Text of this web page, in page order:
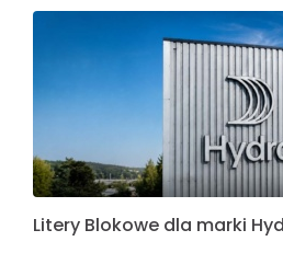
Litery Blokowe dla marki